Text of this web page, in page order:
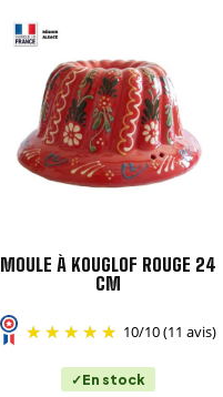
MOULE À KOUGLOF ROUGE 24
CM
10/10(11 avis)
En stock